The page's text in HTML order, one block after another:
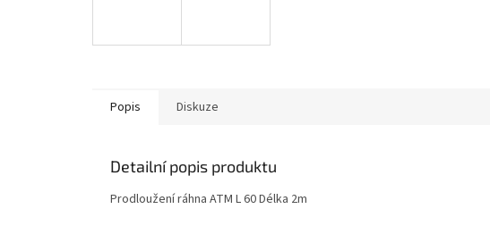
Popis Diskuze
Detailní popis produktu
Prodloužení ráhna ATM L 60 Délka 2m